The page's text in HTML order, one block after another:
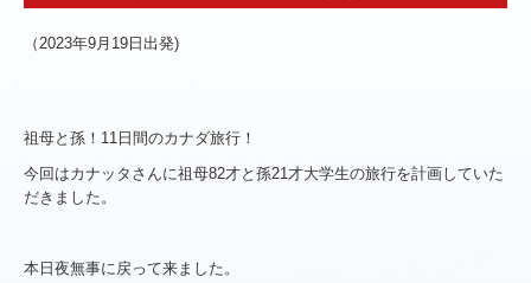
紅葉・秋色カナダ
お客様からのお手紙
初めての方へ
（2023年9月19日出発)
祖母と孫！11日間のカナダ旅行！
今回はカナッタさんに祖母82才と孫21才大学生の旅行を計画していた
だきました。
本日夜無事に戻って来ました。